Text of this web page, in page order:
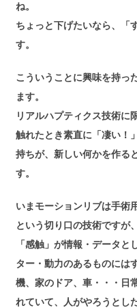
ね。
ちょっと下げたいなら、「
す。
こういうことに興味を持っ
ます。
リアルハプティクス技術に
触れたとき素直に「凄い！
持ちが、新しい何かを作る
す。
いまモーションリブは手術
という切り口の技術ですが、
「感触」が情報・データ
ター・動力のあるものには
機、家のドア、車・・・日
れていて、人がやろうとし